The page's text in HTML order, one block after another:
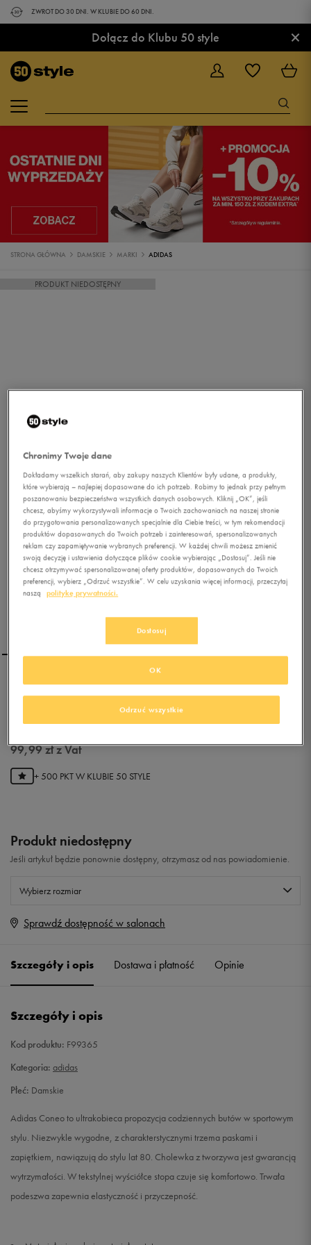
ZWROT DO 30 DNI. W KLUBIE DO 60 DNI.
Dołącz do Klubu 50 style ×
STRONA GŁÓWNA DAMSKIE MARKI ADIDAS
PRODUKT NIEDOSTĘPNY
ADIDAS CONEO QT VS W
99,99złz Vat
+ 500 PKT W KLUBIE 50 STYLE
Produkt niedostępny
Jeśli artykuł będzie ponownie dostępny, otrzymasz od nas powiadomienie.
Wybierz rozmiar
Rozmiary EU
38 23,5 cm
39 1/3 24,5 cm Powiadom o dostępności
25 cm
41 1/3 26 cm
Sprawdź dostępność w salonach
Szczegóły i opis Dostawa i płatność Opinie
Szczegóły i opis
Kod produktu: F99365
Kategoria: adidas
Płeć: Damskie
Adidas Coneo to ultrakobieca propozycja codziennych butów w sportowym
stylu. Niezwykle wygodne, z charakterstycznymi trzema paskami i
zapiętkiem, nawiązują do stylu lat 80. Cholewka z tworzywa jest gwarancją
wytrzymałości. W tekstylnej wyściółce stopa czuje się komfortowo. Trwała
podeszwa zapewnia elastyczność i przyczepność.
Chronimy Twoje dane
Dokładamy wszelkich starań, aby zakupy naszych Klientów były udane, a produkty,
które wybierają – najlepiej dopasowane do ich potrzeb. Robimy to jednak przy pełnym
poszanowaniu bezpieczeństwa wszystkich danych osobowych. Kliknij „OK”, jeśli
chcesz, abyśmy wykorzystywali informacje o Twoich zachowaniach na naszej stronie
do przygotowania personalizowanych specjalnie dla Ciebie treści, w tym rekomendacji
produktów dopasowanych do Twoich potrzeb i zainteresowań, spersonalizowanych
reklam czy zapamiętywanie wybranych preferencji. W każdej chwili możesz zmienić
swoją decyzję i ustawienia dotyczące plików cookie wybierając „Dostosuj”. Jeśli nie
chcesz otrzymywać spersonalizowanej oferty produktów, dopasowanych do Twoich
preferencji, wybierz „Odrzuć wszystkie”. W celu uzyskania więcej informacji, przeczytaj
naszą
politykę prywatności.
Dostosuj
Odrzuć wszystkie
OK